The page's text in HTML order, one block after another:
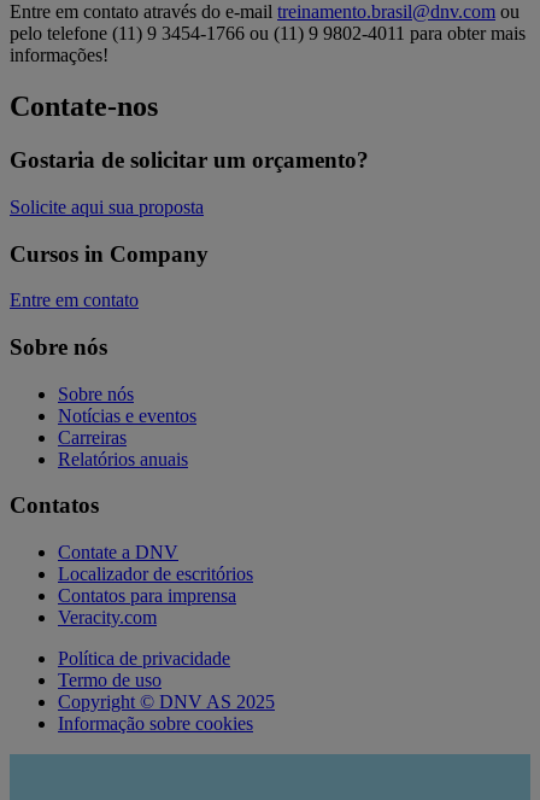
Entre em contato através do e-mail treinamento.brasil@dnv.com ou
pelo telefone (11) 9 3454-1766 ou (11) 9 9802-4011 para obter mais
informações!
Contate-nos
Gostaria de solicitar um orçamento?
Solicite aqui sua proposta
Cursos in Company
Entre em contato
Sobre nós
Sobre nós
Notícias e eventos
Carreiras
Relatórios anuais
Contatos
Contate a DNV
Localizador de escritórios
Contatos para imprensa
Veracity.com
Política de privacidade
Termo de uso
Copyright © DNV AS 2025
Informação sobre cookies